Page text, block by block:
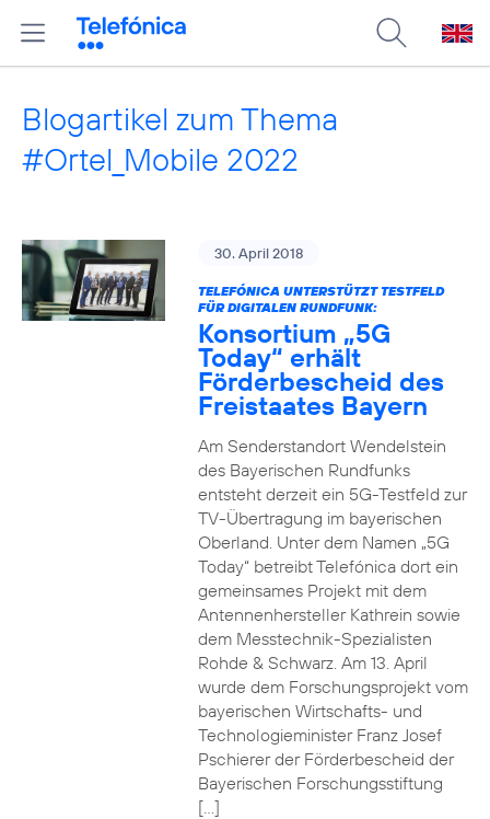
Blogartikel zum Thema
#Ortel_Mobile 2022
30. April 2018
TELEFÓNICA UNTERSTÜTZT TESTFELD
FÜR DIGITALEN RUNDFUNK:
Konsortium „5G
Today“ erhält
Förderbescheid des
Freistaates Bayern
Am Senderstandort Wendelstein
des Bayerischen Rundfunks
entsteht derzeit ein 5G-Testfeld zur
TV-Übertragung im bayerischen
Oberland. Unter dem Namen „5G
Today“ betreibt Telefónica dort ein
gemeinsames Projekt mit dem
Antennenhersteller Kathrein sowie
dem Messtechnik-Spezialisten
Rohde & Schwarz. Am 13. April
wurde dem Forschungsprojekt vom
bayerischen Wirtschafts- und
Technologieminister Franz Josef
Pschierer der Förderbescheid der
Bayerischen Forschungsstiftung
[…]